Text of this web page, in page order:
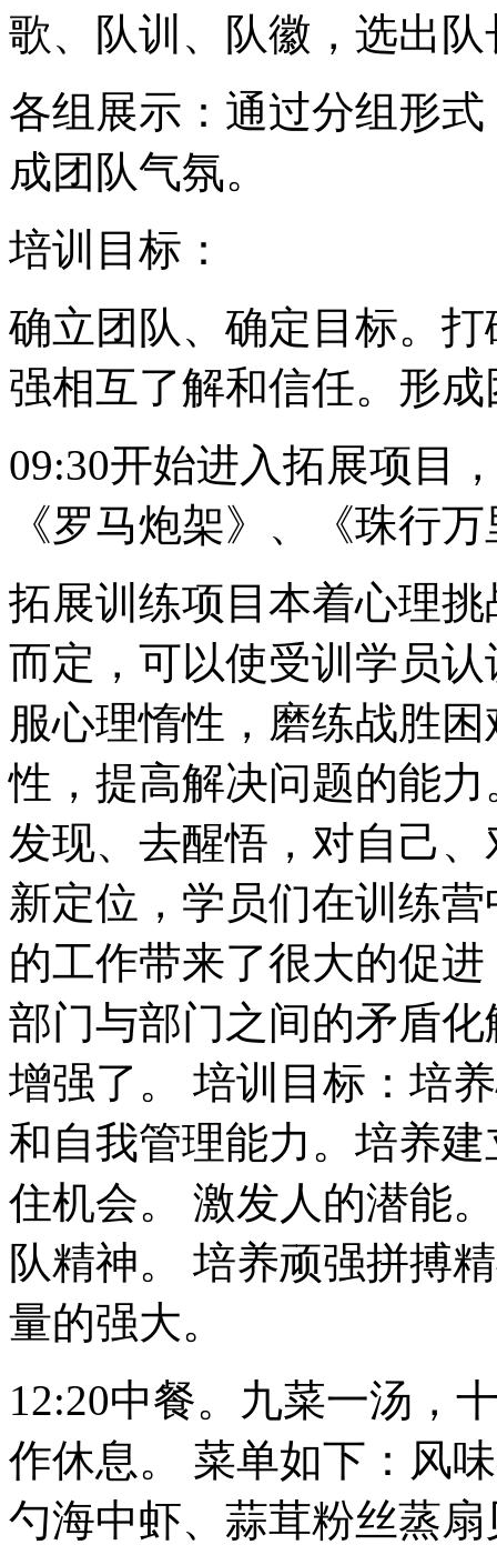
歌、队训、队徽，选出队
各组展示：通过分组形
成团队气氛。
培训目标：
确立团队、确定目标。
强相互了解和信任。形
09:30开始进入拓展项目
《罗马炮架》、《珠行
拓展训练项目本着心理
而定，可以使受训学员
服心理惰性，磨练战胜
性，提高解决问题的能
发现、去醒悟，对自己
新定位，学员们在训练
的工作带来了很大的促
部门与部门之间的矛盾
增强了。 培训目标：培
和自我管理能力。培养
住机会。 激发人的潜能
队精神。 培养顽强拼搏
量的强大。
12:20中餐。九菜一汤，
作休息。 菜单如下：风
勺海中虾、蒜茸粉丝蒸